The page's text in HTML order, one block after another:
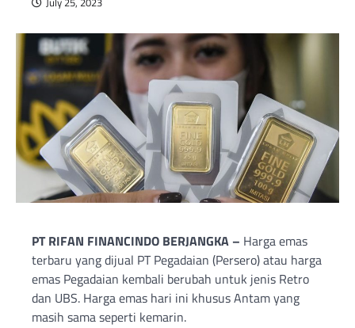
PT RIFAN FINANCINDO BERJANGKA – Harga emas
terbaru yang dijual PT Pegadaian (Persero) atau harga
emas Pegadaian kembali berubah untuk jenis Retro
dan UBS. Harga emas hari ini khusus Antam yang
masih sama seperti kemarin.